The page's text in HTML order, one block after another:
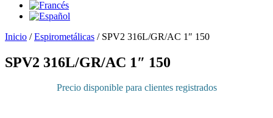
Inicio /Espirometálicas / SPV2 316L/GR/AC 1″ 150
SPV2 316L/GR/AC 1″ 150
Precio disponible para clientes registrados